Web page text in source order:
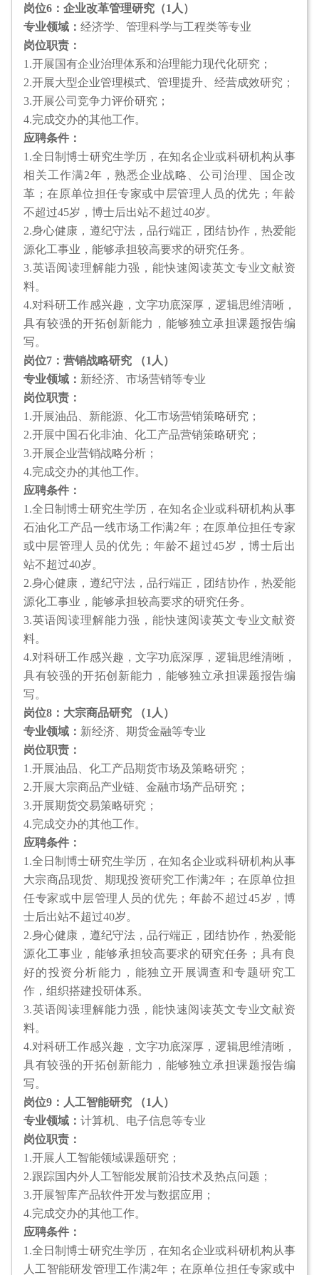
岗位6：企业改革管理研究（1人）
专业领域： 经济学、管理科学与工程类等专业
岗位职责：
1.开展国有企业治理体系和治理能力现代化研究；
2.开展大型企业管理模式、管理提升、经营成效研究；
3.开展公司竞争力评价研究；
4.完成交办的其他工作。
应聘条件：
1.全日制博士研究生学历，在知名企业或科研机构从事
相关工作满2年，熟悉企业战略、公司治理、国企改
革；在原单位担任专家或中层管理人员的优先；年龄
不超过45岁，博士后出站不超过40岁。
2.身心健康，遵纪守法，品行端正，团结协作，热爱能
源化工事业，能够承担较高要求的研究任务。
3.英语阅读理解能力强，能快速阅读英文专业文献资
料。
4.对科研工作感兴趣，文字功底深厚，逻辑思维清晰，
具有较强的开拓创新能力，能够独立承担课题报告编
写。
岗位7：营销战略研究 （1人）
专业领域： 新经济、市场营销等专业
岗位职责：
1.开展油品、新能源、化工市场营销策略研究；
2.开展中国石化非油、化工产品营销策略研究；
3.开展企业营销战略分析；
4.完成交办的其他工作。
应聘条件：
1.全日制博士研究生学历，在知名企业或科研机构从事
石油化工产品一线市场工作满2年；在原单位担任专家
或中层管理人员的优先；年龄不超过45岁，博士后出
站不超过40岁。
2.身心健康，遵纪守法，品行端正，团结协作，热爱能
源化工事业，能够承担较高要求的研究任务。
3.英语阅读理解能力强，能快速阅读英文专业文献资
料。
4.对科研工作感兴趣，文字功底深厚，逻辑思维清晰，
具有较强的开拓创新能力，能够独立承担课题报告编
写。
岗位8：大宗商品研究 （1人）
专业领域： 新经济、期货金融等专业
岗位职责：
1.开展油品、化工产品期货市场及策略研究；
2.开展大宗商品产业链、金融市场产品研究；
3.开展期货交易策略研究；
4.完成交办的其他工作。
应聘条件：
1.全日制博士研究生学历，在知名企业或科研机构从事
大宗商品现货、期现投资研究工作满2年；在原单位担
任专家或中层管理人员的优先；年龄不超过45岁，博
士后出站不超过40岁。
2.身心健康，遵纪守法，品行端正，团结协作，热爱能
源化工事业，能够承担较高要求的研究任务；具有良
好的投资分析能力，能独立开展调查和专题研究工
作，组织搭建投研体系。
3.英语阅读理解能力强，能快速阅读英文专业文献资
料。
4.对科研工作感兴趣，文字功底深厚，逻辑思维清晰，
具有较强的开拓创新能力，能够独立承担课题报告编
写。
岗位9：人工智能研究 （1人）
专业领域： 计算机、电子信息等专业
岗位职责：
1.开展人工智能领域课题研究；
2.跟踪国内外人工智能发展前沿技术及热点问题；
3.开展智库产品软件开发与数据应用；
4.完成交办的其他工作。
应聘条件：
1.全日制博士研究生学历，在知名企业或科研机构从事
人工智能研发管理工作满2年；在原单位担任专家或中